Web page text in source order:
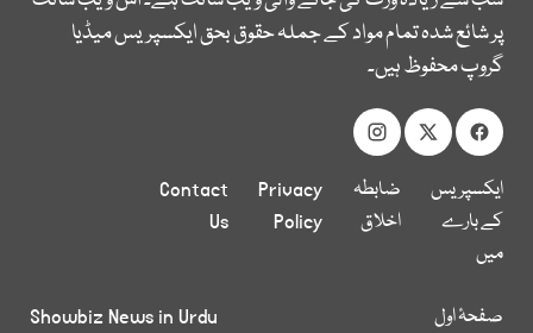
پر شائع شدہ تمام مواد کے جملہ حقوق بحق ایکسپریس میڈیا
گروپ محفوظ ہیں۔
ایکسپریس
کے بارے
میں
ضابطہ
اخلاق
Privacy
Policy
Contact
Us
صفحۂ اول
Showbiz News in Urdu